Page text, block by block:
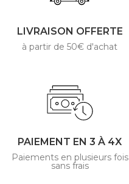
LIVRAISON OFFERTE
à partir de 50€ d'achat
PAIEMENT EN 3 À 4X
Paiements en plusieurs fois
sans frais